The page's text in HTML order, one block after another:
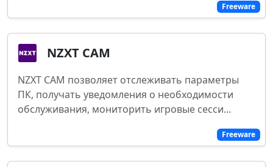
Freeware
Freeware
NZXT CAM
NZXT CAM позволяет отслеживать параметры
ПК, получать уведомления о необходимости
обслуживания, мониторить игровые сесси...